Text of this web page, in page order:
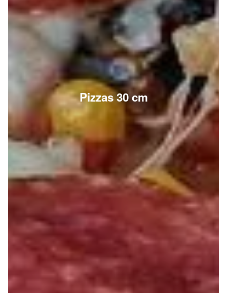
Pizzas 30 cm